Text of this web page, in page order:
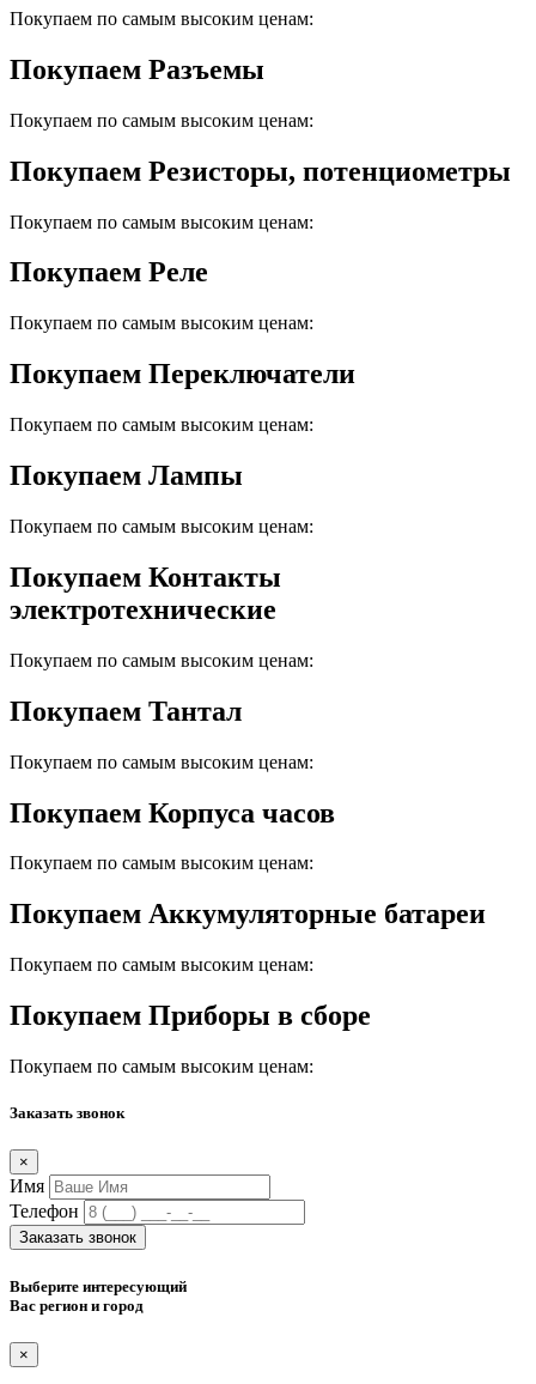
Покупаем по самым высоким ценам:
Покупаем Разъемы
Покупаем по самым высоким ценам:
Покупаем Резисторы, потенциометры
Покупаем по самым высоким ценам:
Покупаем Реле
Покупаем по самым высоким ценам:
Покупаем Переключатели
Покупаем по самым высоким ценам:
Покупаем Лампы
Покупаем по самым высоким ценам:
Покупаем Контакты
электротехнические
Покупаем по самым высоким ценам:
Покупаем Тантал
Покупаем по самым высоким ценам:
Покупаем Корпуса часов
Покупаем по самым высоким ценам:
Покупаем Аккумуляторные батареи
Покупаем по самым высоким ценам:
Покупаем Приборы в сборе
Покупаем по самым высоким ценам:
Заказать звонок
×
Имя
Телефон
Заказать звонок
Выберите интересующий
Вас регион и город
×